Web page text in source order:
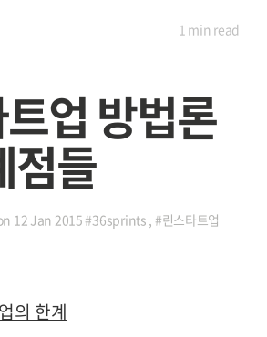
업 방법론
점들
12 Jan 2015#36sprints , #린스타트업
1 min read
의 한계